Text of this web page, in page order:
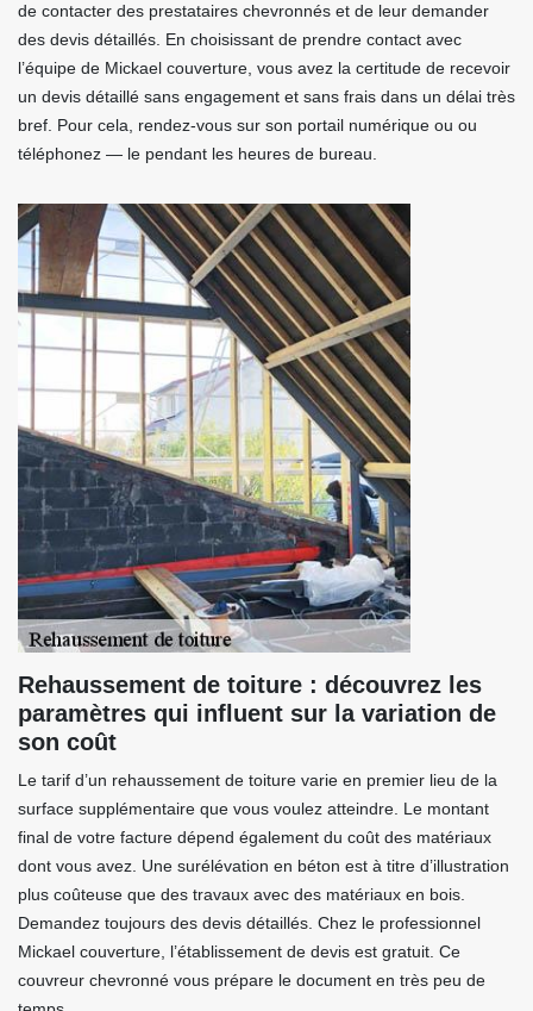
de contacter des prestataires chevronnés et de leur demander
des devis détaillés. En choisissant de prendre contact avec
l’équipe de Mickael couverture, vous avez la certitude de recevoir
un devis détaillé sans engagement et sans frais dans un délai très
bref. Pour cela, rendez-vous sur son portail numérique ou ou
téléphonez — le pendant les heures de bureau.
Rehaussement de toiture : découvrez les
paramètres qui influent sur la variation de
son coût
Le tarif d’un rehaussement de toiture varie en premier lieu de la
surface supplémentaire que vous voulez atteindre. Le montant
final de votre facture dépend également du coût des matériaux
dont vous avez. Une surélévation en béton est à titre d’illustration
plus coûteuse que des travaux avec des matériaux en bois.
Demandez toujours des devis détaillés. Chez le professionnel
Mickael couverture, l’établissement de devis est gratuit. Ce
couvreur chevronné vous prépare le document en très peu de